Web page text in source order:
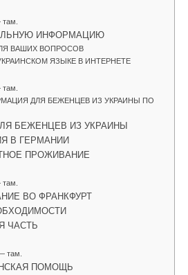
ИНФОРМАЦИЮ
ВАШИХ ВОПРОСОВ
ЯЗЫКЕ В ИНТЕРНЕТЕ
ДЛЯ БЕЖЕНЦЕВ ИЗ УКРАИНЫ ПО
БЕЖЕНЦЕВ ИЗ УКРАИНЫ
В ГЕРМАНИИ
ПРОЖИВАНИЕ
ВО ФРАНКФУРТ
ЧАСТЬ
там.
ПОМОЩЬ